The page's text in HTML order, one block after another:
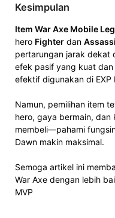
Kesimpulan
Item War Axe Mobile
hero Fighter dan
pertarungan jarak dekat
efek pasif yang kuat
efektif digunakan di
Namun, pemilihan item
hero, gaya bermain, dan
membeli—pahami
Dawn makin maksimal.
Semoga artikel ini
War Axe dengan lebih
MVP